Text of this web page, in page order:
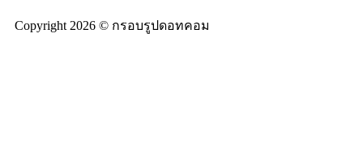
Copyright 2026 © กรอบรูปดอทคอม